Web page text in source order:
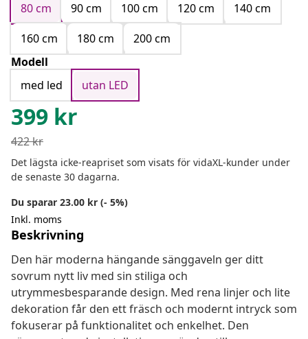
80 cm
90 cm 100 cm 120 cm
140 cm
160 cm
180 cm
200 cm
Modell
med led
utan LED
399 kr
422kr
Det lägsta icke-reapriset som visats för vidaXL-kunder under
de senaste 30 dagarna.
Du sparar 23.00 kr (- 5%)
Inkl. moms
Beskrivning
Den här moderna hängande sänggaveln ger ditt
sovrum nytt liv med sin stiliga och
utrymmesbesparande design. Med rena linjer och lite
dekoration får den ett fräsch och modernt intryck som
fokuserar på funktionalitet och enkelhet. Den